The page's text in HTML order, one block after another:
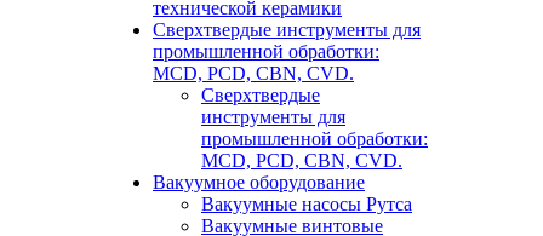
технической керамики
Сверхтвердые инструменты для
промышленной обработки:
MCD, PCD, CBN, CVD.
Сверхтвердые
инструменты для
промышленной обработки:
MCD, PCD, CBN, CVD.
Вакуумное оборудование
Вакуумные насосы Рутса
Вакуумные винтовые